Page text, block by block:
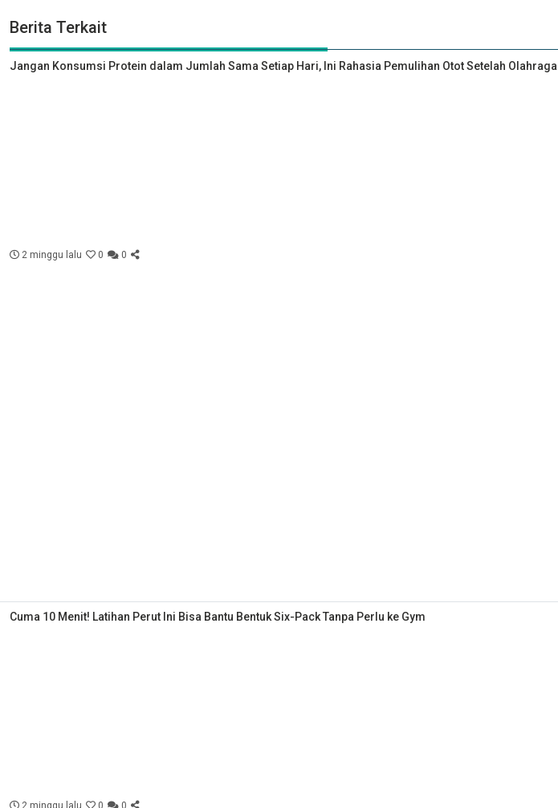
Berita Terkait
Jangan Konsumsi Protein dalam Jumlah Sama Setiap Hari, Ini Rahasia Pemulihan Otot Setelah Olahraga
2 minggu lalu 0 0
Cuma 10 Menit! Latihan Perut Ini Bisa Bantu Bentuk Six-Pack Tanpa Perlu ke Gym